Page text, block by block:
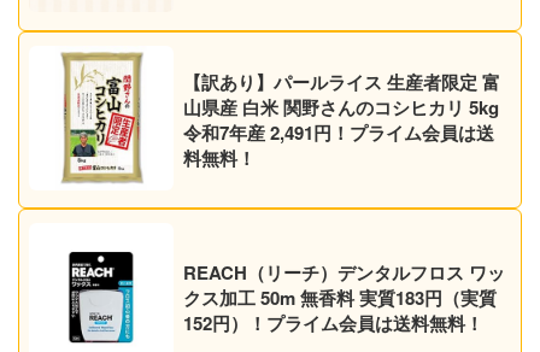
【訳あり】パールライス 生産者限定 富
山県産 白米 関野さんのコシヒカリ 5kg
令和7年産 2,491円！プライム会員は送
料無料！
REACH（リーチ）デンタルフロス ワッ
クス加工 50m 無香料 実質183円（実質
152円）！プライム会員は送料無料！